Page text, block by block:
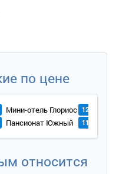
по цене
Мини-отель Глориос 1200.00
Пансионат Южный 1100.00
относится